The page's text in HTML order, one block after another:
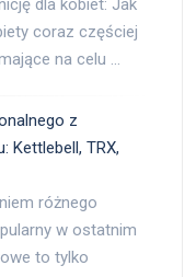
dla kobiet: Jak
coraz częściej
na celu …
z
Kettlebell, TRX,
różnego
w ostatnim
to tylko